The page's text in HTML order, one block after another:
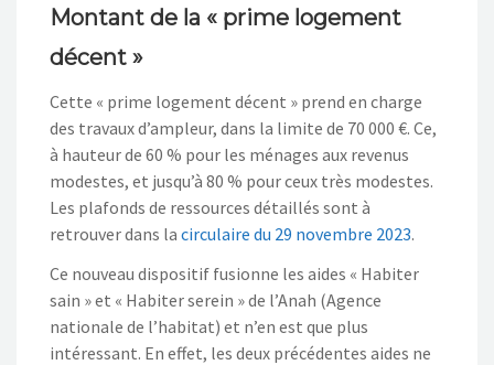
Montant de la « prime logement
décent »
Cette « prime logement décent » prend en charge
des travaux d’ampleur, dans la limite de 70 000 €. Ce,
à hauteur de 60 % pour les ménages aux revenus
modestes, et jusqu’à 80 % pour ceux très modestes.
Les plafonds de ressources détaillés sont à
retrouver dans la circulaire du 29 novembre 2023.
Ce nouveau dispositif fusionne les aides « Habiter
sain » et « Habiter serein » de l’Anah (Agence
nationale de l’habitat) et n’en est que plus
intéressant. En effet, les deux précédentes aides ne